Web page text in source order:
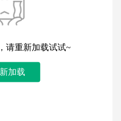
请重新加载试试~
加载